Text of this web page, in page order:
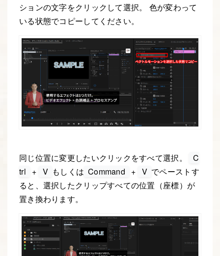
ションの文字をクリックして選択。 色が変わって
いる状態でコピーしてください。
同じ位置に変更したいクリックをすべて選択。
C
trl
+ V もしくは Command + V でペーストす
ると、選択したクリップすべての位置（座標）が
置き換わります。